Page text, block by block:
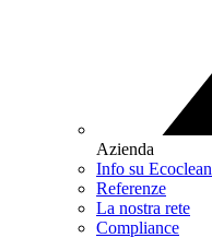
Azienda
Info su Ecoclean
Referenze
La nostra rete
Compliance